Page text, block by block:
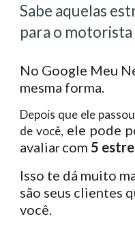
Sabe aquelas
para o
No Google Meu
mesma forma.
Depois que ele
de você, ele pode
avaliarcom 5
Isso te dá muito
são seus clientes
você.